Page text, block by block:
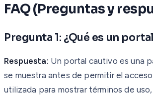
FAQ (Preguntas y
Pregunta 1: ¿Qué es un
Respuesta: Un portal cautivo es una
se muestra antes de permitir el
utilizada para mostrar términos de